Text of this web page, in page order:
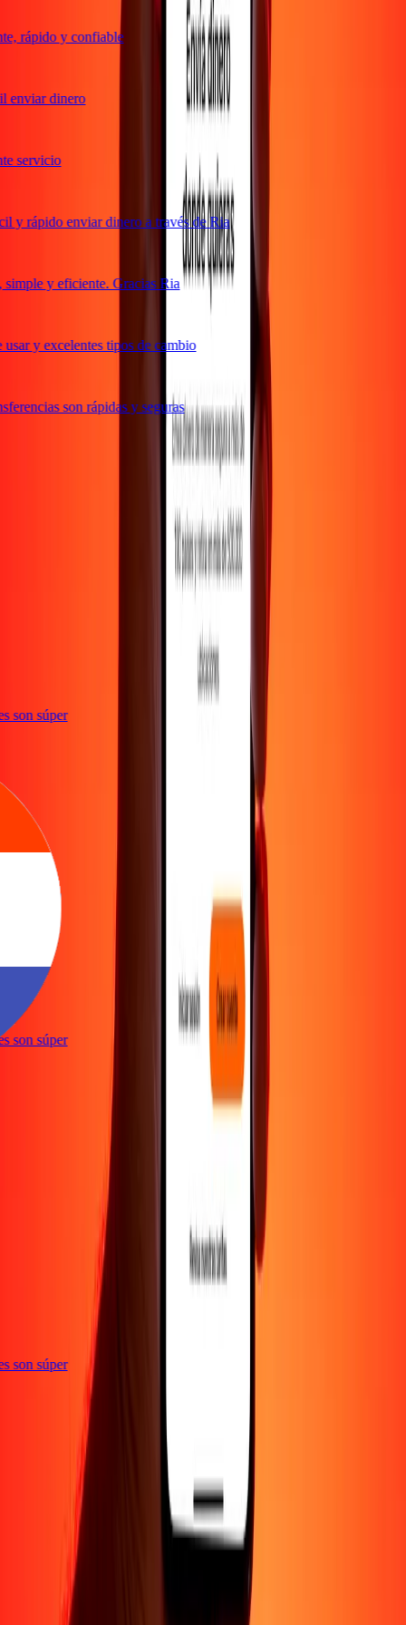
rápido y confiable
dinero
servicio
rápido enviar dinero a través de Ria
y eficiente. Gracias Ria
y excelentes tipos de cambio
son rápidas y seguras
son súper
son súper
son súper
Blog PromocionesSeguridad
Transferencia internacional de dineroCorporativo
Conviértete en promotor
Política de privacidad
Términos y
condiciones
Centro de ayuda